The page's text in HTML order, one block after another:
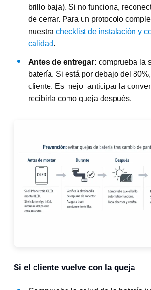
brillo baja). Si no funciona,
de cerrar. Para un protocolo
nuestra checklist de instalación y
calidad.
Antes de entregar: comprueba la
batería. Si está por debajo del 80%,
cliente. Es mejor anticipar la
recibirla como queja después.
Si el cliente vuelve con la queja